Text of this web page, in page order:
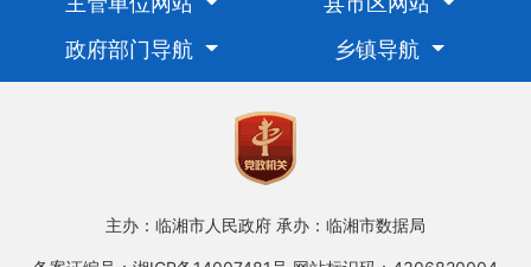
政府部门导航
乡镇导航
主办：临湘市人民政府 承办：临湘市数据局